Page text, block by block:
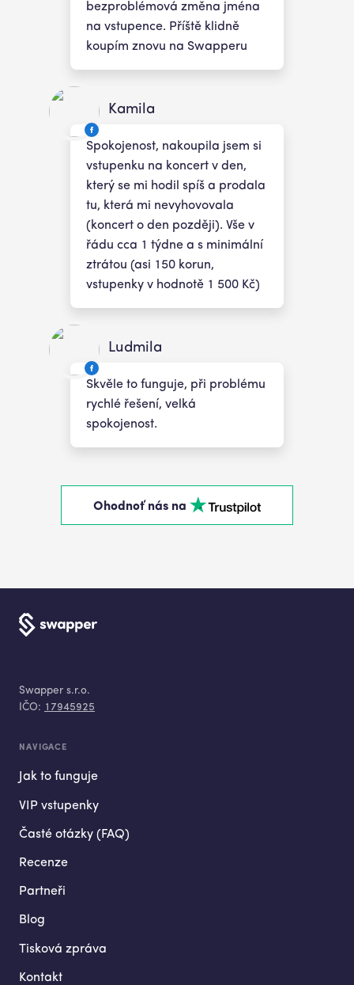
bezproblémová změna jména
na vstupence. Příště klidně
koupím znovu na Swapperu
Kamila
Spokojenost, nakoupila jsem si
vstupenku na koncert v den,
který se mi hodil spíš a prodala
tu, která mi nevyhovovala
(koncert o den později). Vše v
řádu cca 1 týdne a s minimální
ztrátou (asi 150 korun,
vstupenky v hodnotě 1 500 Kč)
Ludmila
Skvěle to funguje, při problému
rychlé řešení, velká
spokojenost.
Ohodnoť nás na
Swapper s.r.o.
IČO: 17945925
NAVIGACE
Jak to funguje
VIP vstupenky
Časté otázky (FAQ)
Recenze
Partneři
Blog
Tisková zpráva
Kontakt